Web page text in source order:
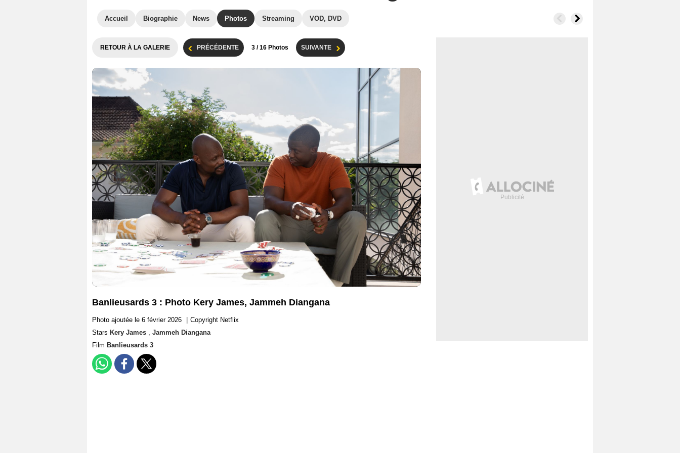
Accueil Biographie News Photos Streaming VOD, DVD
RETOUR À LA GALERIE PRÉCÉDENTE 3 / 16 Photos SUIVANTE
Banlieusards 3 : Photo Kery James, Jammeh Diangana
Photo ajoutée le 6 février 2026
Copyright Netflix
Stars Kery James , Jammeh Diangana
Film Banlieusards 3